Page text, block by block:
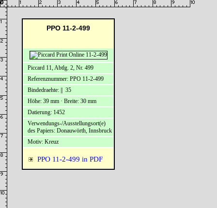
PPO 11-2-499
PPO 11-2-499 in PDF
Piccard 11, Abtlg. 2, Nr. 499
Referenznummer: PPO 11-2-499
Bindedraehte: || 35
Höhe: 39 mm · Breite: 30 mm
Datierung: 1452
Verwendungs-/Ausstellungsort(e)
des Papiers: Donauwörth, Innsbruck
Motiv: Kreuz